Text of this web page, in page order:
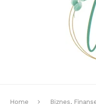
Home Biznes,